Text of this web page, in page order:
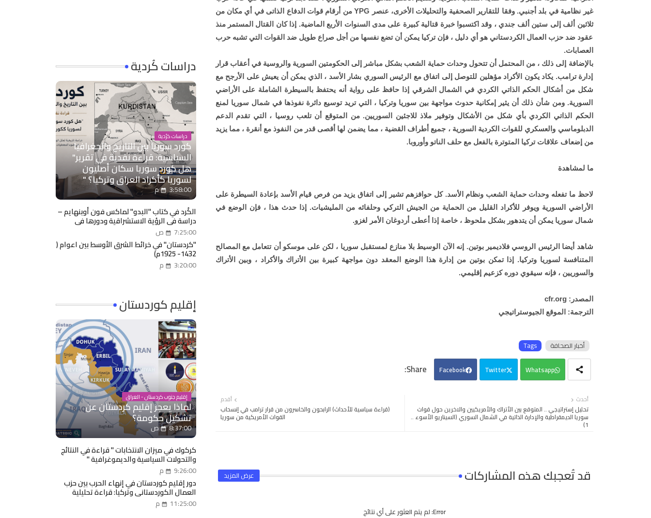
غير نظامية في بلد أجنبي. وفقا للتقارير الصحفية والتحليلات الأخرى، عنصر YPG من أرقام قوات الدفاع الذاتى في أي مكان من
ثلاثين ألف إلى ستين ألف جندي ، وقد اكتسبوا خبرة قتالية كبيرة على مدى السنوات الأربع الماضية. إذا كان القتال المستمر منذ
عقود ضد حزب العمال الكردستاني هو أي دليل ، فإن تركيا يمكن أن تضع نفسها من أجل صراع طويل ضد القوات التي تشبه حرب
العصابات.
بالإضافة إلى ذلك ، من المحتمل أن تتحول وحدات حماية الشعب بشكل مباشر إلى الحكومتين السورية والروسية في أعقاب قرار
إدارة ترامب. يكاد يكون الأكراد مؤهلين للتوصل إلى اتفاق مع الرئيس السوري بشار الأسد ، الذي يمكن أن يعيش على الأرجح مع
شكل من أشكال الحكم الذاتي الكردي في الشمال الشرقي إذا حافظ على رواية أنه يحتفظ بالسيطرة الشاملة على الأراضي
السورية. ومن شأن ذلك أن يثير إمكانية حدوث مواجهة بين سوريا وتركيا ، التي تريد توسيع دائرة نفوذها في شمال سوريا لمنع
الحكم الذاتي الكردي بأي شكل من الأشكال وتوفير ملاذ للاجئين السوريين. من المتوقع أن تلعب روسيا ، التي تقدم الدعم
الدبلوماسي والعسكري للقوات الكردية السورية ، جميع أطراف القضية ، مما يضمن لها أقصى قدر من النفوذ مع أنقرة ، مما يزيد
من إضعاف علاقات تركيا المتوترة بالفعل مع حلف الناتو وأوروبا.
ما لمشاهدة
لاحظ ما تفعله وحدات حماية الشعب ونظام الأسد. كل حوافزهم تشير إلى اتفاق يزيد من فرص قيام الأسد بإعادة السيطرة على
الأراضي السورية ويوفر للأكراد القليل من الحماية من الجيش التركي وحلفائه من المليشيات. إذا حدث هذا ، فإن الوضع في
شمال سوريا يمكن أن يتدهور بشكل ملحوظ ، خاصة إذا أعطى أردوغان الأمر لغزو.
شاهد أيضا الرئيس الروسي فلاديمير بوتين. إنه الآن الوسيط بلا منازع لمستقبل سوريا ، لكن على موسكو أن تتعامل مع المصالح
المتنافسة لسوريا وتركيا. إذا تمكن بوتين من إدارة هذا الوضع المعقد دون مواجهة كبيرة بين الأتراك والأكراد ، وبين الأتراك
والسوريين ، فإنه سيقوي دوره كزعيم إقليمي.
المصدر: cfr.org
الترجمة: الموقع الجيوستراتيجي
Tags أخبار الصحافة
Facebook Twitter Whatsapp
أحدث
تحليل إستراتيجي .. المتوقع بين الأتراك والأمريكيين والاخرين حول قوات
سوريا الديمقراطية والإدارة الذاتية في الشمال السوري (السيناريو الأسوء ..
1)
أقدم
(قراءة سياسية للأحداث) الرابحون والخاسرون من قرار ترامب في إنسحاب
القوات الأمريكية من سوريا
قد تُعجبك هذه المشاركات عرض المزيد
Error: لم يتم العثور على أي نتائج
دراسات كُردية
دراسات كرُدية
كورد سوريا بين التاريخ والجغرافيا
السياسية: قراءة نقدية في تقرير"
هل كورد سوريا سكان أصليون
لسوريا كأكراد العراق وتركيا؟ "
3:58:00 م
الكُرد في كتاب "البدو" لماكس فون أوبنهايم –
دراسة في الرؤية الاستشراقية ودورها في
توثيق الذاكرة القومية
7:25:00 ص
"كردستان" في خرائط الشرق الأوسط بين اعوام (
1432- 1925م)
3:20:00 م
إقليم كوردستان
إقليم جنوب كردستان - العراق
لماذا يعجز إقليم كردستان عن
تشكيل حكومة؟
8:37:00 ص
كركوك في ميزان الانتخابات " قراءة في النتائج
والتحولات السياسية والديموغرافية "
9:26:00 م
دور إقليم كوردستان في إنهاء الحرب بين حزب
العمال الكوردستاني وتركيا: قراءة تحليلية
سياسية ـ عسكرية ـ اقتصادية
11:25:00 م